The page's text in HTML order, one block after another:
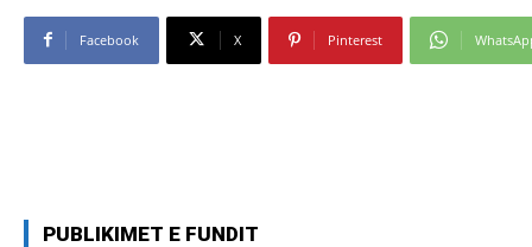
Facebook X Pinterest
PUBLIKIMET E FUNDIT